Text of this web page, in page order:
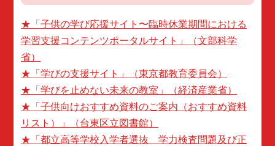
★「子供の学び応援サイト〜臨時休業期間における
学習支援コンテンツポータルサイト」（文部科学
省）
★「学びの支援サイト」（東京都教育委員会）
★「学びを止めない未来の教室」（経済産業省）
★「子供向けおすすめ資料のご案内（おすすめ資料
リスト）」（台東区立図書館）
★「都立高等学校入学者選抜 学力検査問題及び正